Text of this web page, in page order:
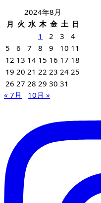
2024年8月
月 火 水 木 金 土 日
1
2 3
4
5
6 7 8 9 10 11
12 13 14 15 16 17 18
19 20 21 22 23 24 25
26 27 28 29 30 31
« 7月
10月 »